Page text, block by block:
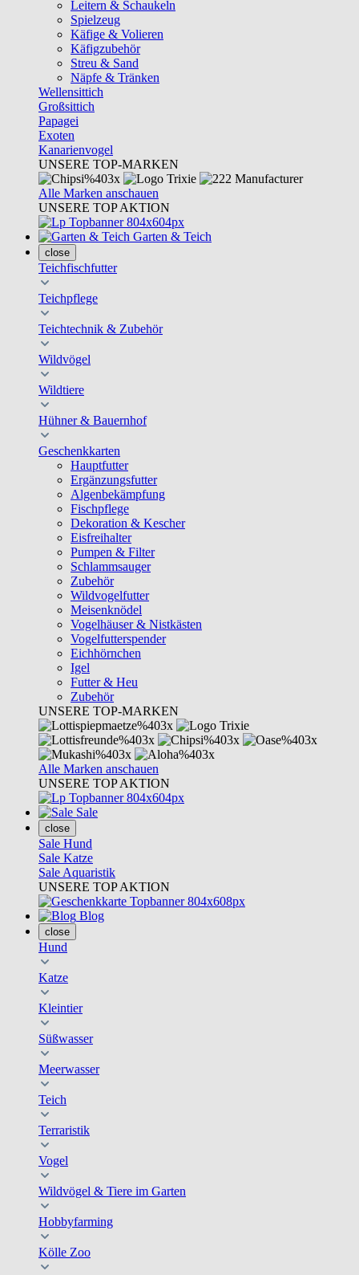
Leitern & Schaukeln
Spielzeug
Käfige & Volieren
Käfigzubehör
Streu & Sand
Näpfe & Tränken
Wellensittich
Großsittich
Papagei
Exoten
Kanarienvogel
UNSERE TOP-MARKEN
Alle Marken anschauen
UNSERE TOP AKTION
Garten & Teich
close
Teichfischfutter
Teichpflege
Teichtechnik & Zubehör
Wildvögel
Wildtiere
Hühner & Bauernhof
Geschenkkarten
Hauptfutter
Ergänzungsfutter
Algenbekämpfung
Fischpflege
Dekoration & Kescher
Eisfreihalter
Pumpen & Filter
Schlammsauger
Zubehör
Wildvogelfutter
Meisenknödel
Vogelhäuser & Nistkästen
Vogelfutterspender
Eichhörnchen
Igel
Futter & Heu
Zubehör
UNSERE TOP-MARKEN
Alle Marken anschauen
UNSERE TOP AKTION
Sale
close
Sale Hund
Sale Katze
Sale Aquaristik
UNSERE TOP AKTION
Blog
close
Hund
Katze
Kleintier
Süßwasser
Meerwasser
Teich
Terraristik
Vogel
Wildvögel & Tiere im Garten
Hobbyfarming
Kölle Zoo